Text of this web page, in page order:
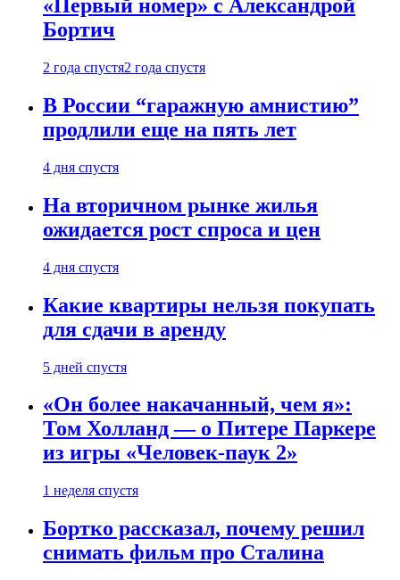
«Первый номер» с Александрой
Бортич
2 года спустя2 года спустя
В России “гаражную амнистию”
продлили еще на пять лет
4 дня спустя
На вторичном рынке жилья
ожидается рост спроса и цен
4 дня спустя
Какие квартиры нельзя покупать
для сдачи в аренду
5 дней спустя
«Он более накачанный, чем я»:
Том Холланд — о Питере Паркере
из игры «Человек-паук 2»
1 неделя спустя
Бортко рассказал, почему решил
снимать фильм про Сталина